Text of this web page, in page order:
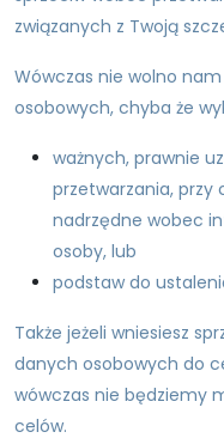
związanych z Twoją
Wówczas nie wolno
osobowych, chyba że
ważnych, prawnie
przetwarzania,
nadrzędne wobec
osoby, lub
podstaw do
Także jeżeli wniesiesz
danych osobowych do
wówczas nie będziemy
celów.